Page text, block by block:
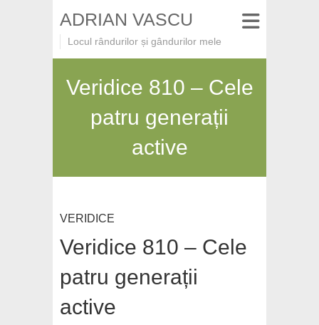
ADRIAN VASCU
Locul rândurilor și gândurilor mele
Veridice 810 – Cele
patru generații
active
VERIDICE
Veridice 810 – Cele
patru generații
active